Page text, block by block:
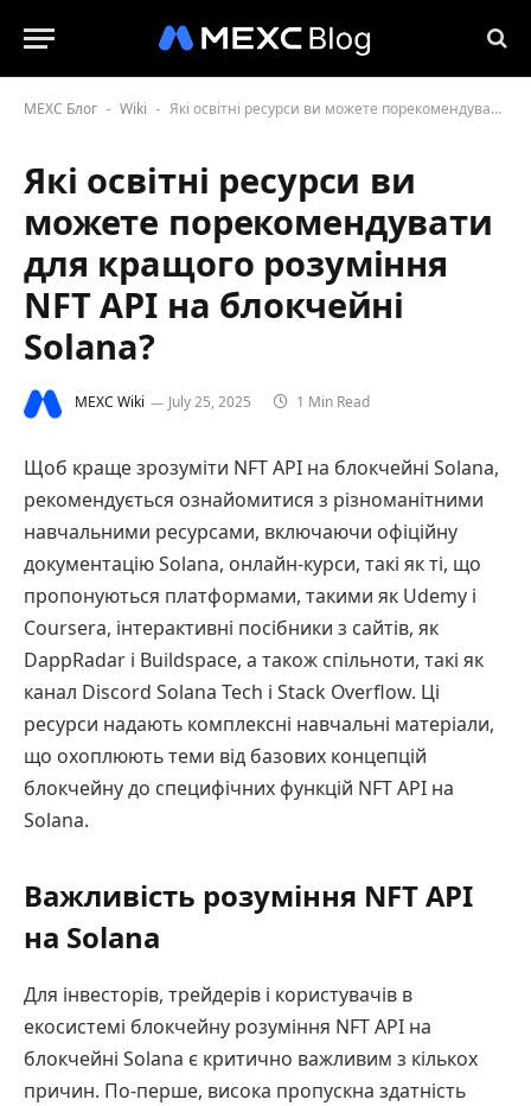
MEXC Блог - Wiki - Які освітні ресурси ви можете порекомендувати для кращого розуміння NFT API на блокчейні Solana?
Які освітні ресурси ви
можете порекомендувати
для кращого розуміння
NFT API на блокчейні
Solana?
MEXC Wiki July 25, 2025 1 Min Read
Щоб краще зрозуміти NFT API на блокчейні Solana,
рекомендується ознайомитися з різноманітними
навчальними ресурсами, включаючи офіційну
документацію Solana, онлайн-курси, такі як ті, що
пропонуються платформами, такими як Udemy і
Coursera, інтерактивні посібники з сайтів, як
DappRadar і Buildspace, а також спільноти, такі як
канал Discord Solana Tech і Stack Overflow. Ці
ресурси надають комплексні навчальні матеріали,
що охоплюють теми від базових концепцій
блокчейну до специфічних функцій NFT API на
Solana.
Важливість розуміння NFT API
на Solana
Для інвесторів, трейдерів і користувачів в
екосистемі блокчейну розуміння NFT API на
блокчейні Solana є критично важливим з кількох
причин. По-перше, висока пропускна здатність